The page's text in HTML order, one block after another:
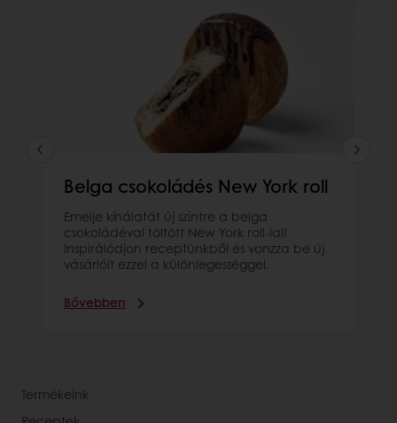
Belga csokoládés New York roll
Emelje kínálatát új szintre a belga
csokoládéval töltött New York roll-lal!
Inspirálódjon receptünkből és vonzza be új
vásárlóit ezzel a különlegességgel.
Bővebben
Termékeink